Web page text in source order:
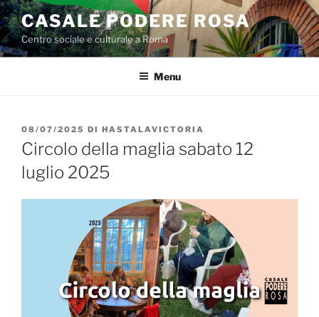
Salta
al
contenuto
CASALE PODERE ROSA
Centro sociale e culturale a Roma
Menu
PUBBLICATO
IL
08/07/2025 DI HASTALAVICTORIA
Circolo della maglia sabato 12
luglio 2025